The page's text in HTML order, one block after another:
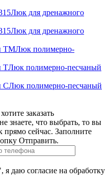
Люк для дренажного
Люк для дренажного
Люк полимерно-
Люк полимерно-песчаный
Люк полимерно-песчаный
заказать
знаете, что выбрать, то вы
прямо сейчас. Заполните
Отправить.
даю согласие на обработку